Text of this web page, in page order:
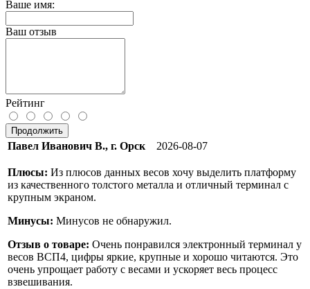
Ваше имя:
Ваш отзыв
Рейтинг
Продолжить
Павел Иванович В., г. Орск 2026-08-07
Плюсы: Из плюсов данных весов хочу выделить платформу
из качественного толстого металла и отличный терминал с
крупным экраном.
Минусы: Минусов не обнаружил.
Отзыв о товаре: Очень понравился электронный терминал у
весов ВСП4, цифры яркие, крупные и хорошо читаются. Это
очень упрощает работу с весами и ускоряет весь процесс
взвешивания.